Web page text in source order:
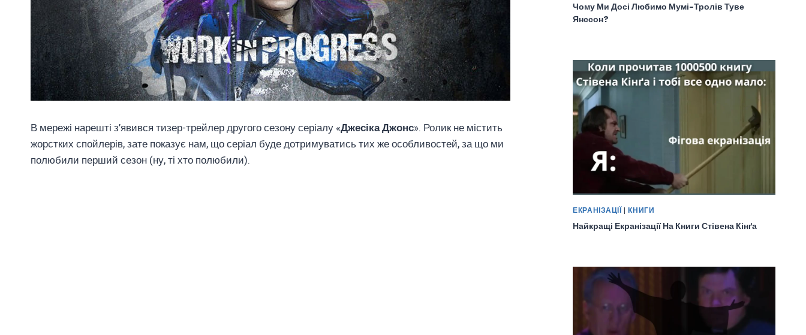
В мережі нарешті з’явився тизер-трейлер другого сезону серіалу «Джесіка Джонс». Ролик не містить
жорстких спойлерів, зате показує нам, що серіал буде дотримуватись тих же особливостей, за що ми
полюбили перший сезон (ну, ті хто полюбили).
Чому Ми Досі Любимо Мумі-Тролів Туве
Янссон?
ЕКРАНІЗАЦІЇ |КНИГИ
Найкращі Екранізації На Книги Стівена Кінґа